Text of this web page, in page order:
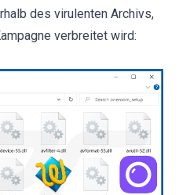
des virulenten Archivs,
verbreitet wird: